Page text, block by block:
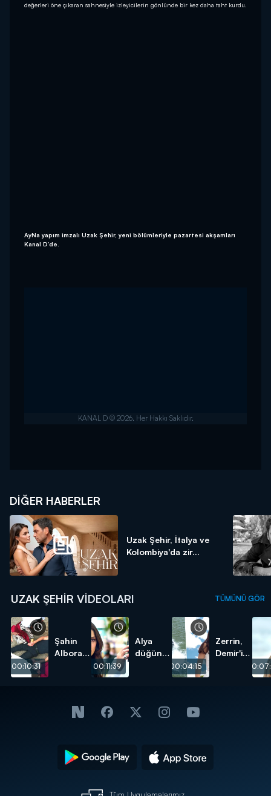
değerleri öne çıkaran sahnesiyle izleyicilerin gönlünde bir kez daha taht kurdu.
AyNa yapım imzalı Uzak Şehir, yeni bölümleriyle pazartesi akşamları
Kanal D’de.
DIĞER HABERLER
Uzak Şehir, İtalya ve
Kolombiya'da zir...
UZAK ŞEHIR VIDEOLARI TÜMÜNÜ GÖR
00:10:31
Şahin
Albora
00:11:39
Alya
düğün
00:04:15
Zerrin,
Demir'i